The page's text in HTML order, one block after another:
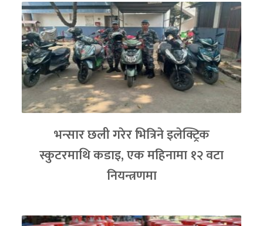
भन्सार छली गरेर भित्रिने इलेक्ट्रिक
स्कुटरमाथि कडाइ, एक महिनामा १२ वटा
नियन्त्रणमा